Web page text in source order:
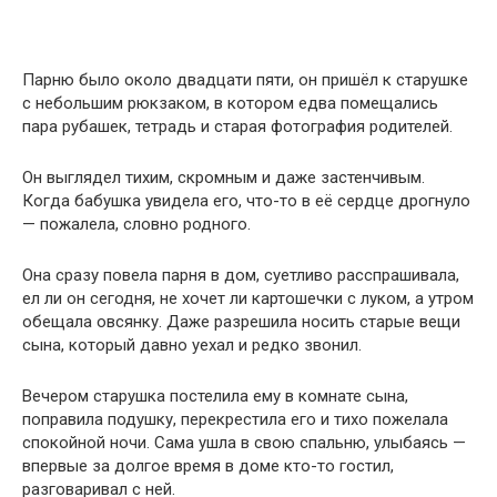
Парню было около двадцати пяти, он пришёл к старушке
с небольшим рюкзаком, в котором едва помещались
пара рубашек, тетрадь и старая фотография родителей.
Он выглядел тихим, скромным и даже застенчивым.
Когда бабушка увидела его, что-то в её сердце дрогнуло
— пожалела, словно родного.
Она сразу повела парня в дом, суетливо расспрашивала,
ел ли он сегодня, не хочет ли картошечки с луком, а утром
обещала овсянку. Даже разрешила носить старые вещи
сына, который давно уехал и редко звонил.
Вечером старушка постелила ему в комнате сына,
поправила подушку, перекрестила его и тихо пожелала
спокойной ночи. Сама ушла в свою спальню, улыбаясь —
впервые за долгое время в доме кто-то гостил,
разговаривал с ней.